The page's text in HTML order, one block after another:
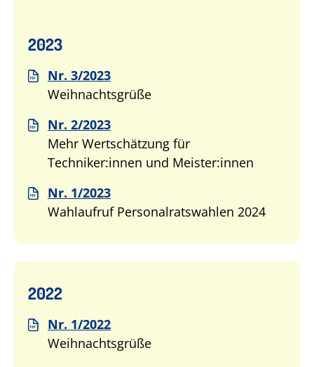
2023
Nr. 3/2023
Weihnachtsgrüße
Nr. 2/2023
Mehr Wertschätzung für
Techniker:innen und Meister:innen
Nr. 1/2023
Wahlaufruf Personalratswahlen 2024
2022
Nr. 1/2022
Weihnachtsgrüße